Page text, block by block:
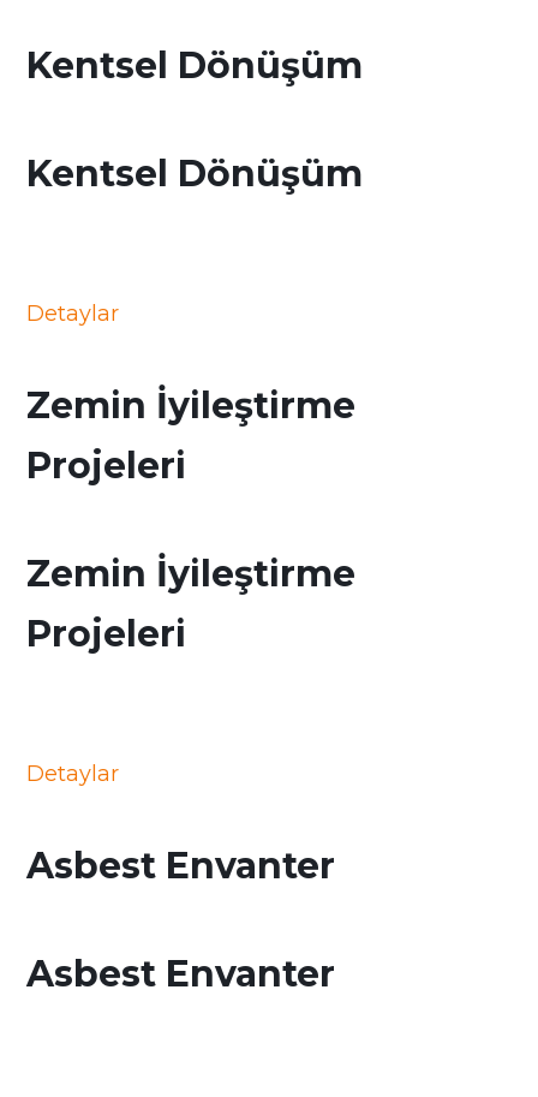
Kentsel Dönüşüm
Kentsel Dönüşüm
Detaylar
Zemin İyileştirme
Projeleri
Zemin İyileştirme
Projeleri
Detaylar
Asbest Envanter
Asbest Envanter